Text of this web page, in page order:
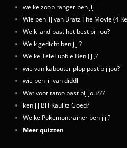
welke zoop ranger ben jij
Wie ben jij van Bratz The Movie (4
Welk land past het best bij jou?
Welk gedicht ben jij ?
Welke TéleTubbie Ben Jij ,?
wie van kabouter plop past bij jou?
wie ben jij van diddl
Wat voor tatoo past bij jou???
ken jij Bill Kaulitz Goed?
Welke Pokemontrainer ben jij ?
Meer quizzen